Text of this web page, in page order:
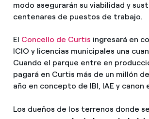
modo asegurarán su viabilidad y
centenares de puestos de trabajo.
El Concello de Curtis ingresará en
ICIO y licencias municipales una
Cuando el parque entre en
pagará en Curtis más de un millón
año en concepto de IBI, IAE y canon
Los dueños de los terrenos donde